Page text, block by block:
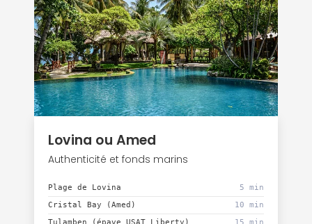
Lovina ou Amed
Authenticité et fonds marins
Plage de Lovina
5 min
Cristal Bay (Amed)
10 min